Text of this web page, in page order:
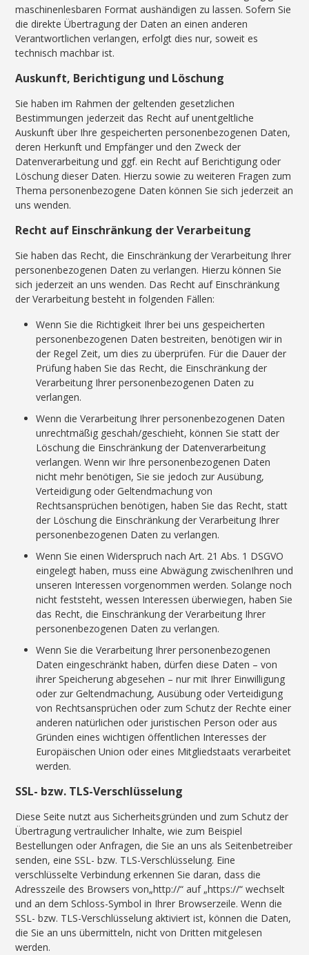
maschinenlesbaren Format aushändigen zu lassen. Sofern Sie
die direkte Übertragung der Daten an einen anderen
Verantwortlichen verlangen, erfolgt dies nur, soweit es
technisch machbar ist.
Auskunft, Berichtigung und Löschung
Sie haben im Rahmen der geltenden gesetzlichen
Bestimmungen jederzeit das Recht auf unentgeltliche
Auskunft über Ihre gespeicherten personenbezogenen Daten,
deren Herkunft und Empfänger und den Zweck der
Datenverarbeitung und ggf. ein Recht auf Berichtigung oder
Löschung dieser Daten. Hierzu sowie zu weiteren Fragen zum
Thema personenbezogene Daten können Sie sich jederzeit an
uns wenden.
Recht auf Einschränkung der Verarbeitung
Sie haben das Recht, die Einschränkung der Verarbeitung Ihrer
personenbezogenen Daten zu verlangen. Hierzu können Sie
sich jederzeit an uns wenden. Das Recht auf Einschränkung
der Verarbeitung besteht in folgenden Fällen:
Wenn Sie die Richtigkeit Ihrer bei uns gespeicherten
personenbezogenen Daten bestreiten, benötigen wir in
der Regel Zeit, um dies zu überprüfen. Für die Dauer der
Prüfung haben Sie das Recht, die Einschränkung der
Verarbeitung Ihrer personenbezogenen Daten zu
verlangen.
Wenn die Verarbeitung Ihrer personenbezogenen Daten
unrechtmäßig geschah/geschieht, können Sie statt der
Löschung die Einschränkung der Datenverarbeitung
verlangen. Wenn wir Ihre personenbezogenen Daten
nicht mehr benötigen, Sie sie jedoch zur Ausübung,
Verteidigung oder Geltendmachung von
Rechtsansprüchen benötigen, haben Sie das Recht, statt
der Löschung die Einschränkung der Verarbeitung Ihrer
personenbezogenen Daten zu verlangen.
Wenn Sie einen Widerspruch nach Art. 21 Abs. 1 DSGVO
eingelegt haben, muss eine Abwägung zwischenIhren und
unseren Interessen vorgenommen werden. Solange noch
nicht feststeht, wessen Interessen überwiegen, haben Sie
das Recht, die Einschränkung der Verarbeitung Ihrer
personenbezogenen Daten zu verlangen.
Wenn Sie die Verarbeitung Ihrer personenbezogenen
Daten eingeschränkt haben, dürfen diese Daten – von
ihrer Speicherung abgesehen – nur mit Ihrer Einwilligung
oder zur Geltendmachung, Ausübung oder Verteidigung
von Rechtsansprüchen oder zum Schutz der Rechte einer
anderen natürlichen oder juristischen Person oder aus
Gründen eines wichtigen öffentlichen Interesses der
Europäischen Union oder eines Mitgliedstaats verarbeitet
werden.
SSL- bzw. TLS-Verschlüsselung
Diese Seite nutzt aus Sicherheitsgründen und zum Schutz der
Übertragung vertraulicher Inhalte, wie zum Beispiel
Bestellungen oder Anfragen, die Sie an uns als Seitenbetreiber
senden, eine SSL- bzw. TLS-Verschlüsselung. Eine
verschlüsselte Verbindung erkennen Sie daran, dass die
Adresszeile des Browsers von„http://“ auf „https://“ wechselt
und an dem Schloss-Symbol in Ihrer Browserzeile. Wenn die
SSL- bzw. TLS-Verschlüsselung aktiviert ist, können die Daten,
die Sie an uns übermitteln, nicht von Dritten mitgelesen
werden.